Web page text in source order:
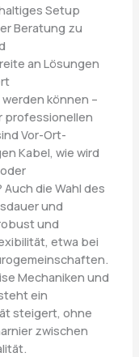
Setup
Beratung zu
an Lösungen
können –
professionellen
Vor-Ort-
Kabel, wie wird
die Wahl des
und
und
etwa bei
Mechaniken und
ein
steigert, ohne
zwischen